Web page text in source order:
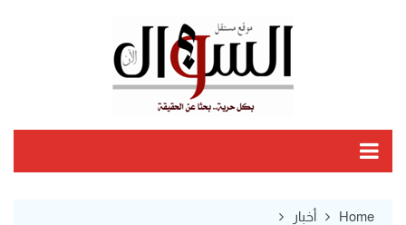
Home
أخبار